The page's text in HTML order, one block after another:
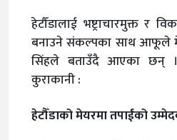
हेटौँडालाई भष्ट्राचारमुक्त र
बनाउने संकल्पका साथ आफूले
सिंहले बताउँदै आएका छन्
कुराकानी :
हेटौँडाको मेयरमा तपाईं​को